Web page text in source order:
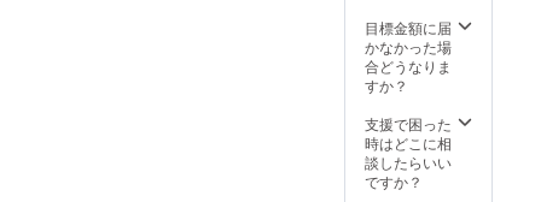
送させ
ていた
だきま
際はラ
ンチ
セット
券をお
9月13日
まで(使
用期間
が4日間
短く
なって
おりま
す。ご
目標金額に届
かなかった場
合どうなりま
すか？
支援で困った
時はどこに相
談したらいい
ですか？